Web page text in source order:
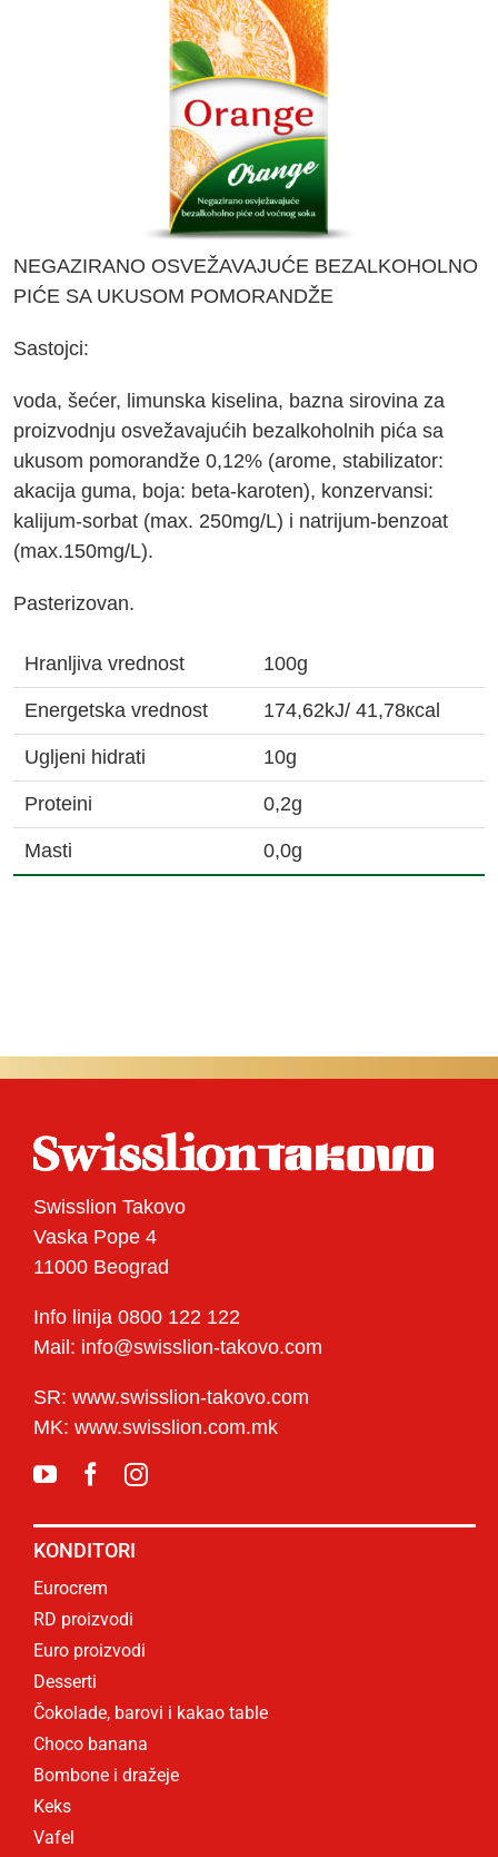
NEGAZIRANO OSVEŽAVAJUĆE BEZALKOHOLNO
PIĆE SA UKUSOM POMORANDŽE
Sastojci:
voda, šećer, limunska kiselina, bazna sirovina za
proizvodnju osvežavajućih bezalkoholnih pića sa
ukusom pomorandže 0,12% (arome, stabilizator:
akacija guma, boja: beta-karoten), konzervansi:
kalijum-sorbat (max. 250mg/L) i natrijum-benzoat
(max.150mg/L).
Pasterizovan.
Hranljiva vrednost 100g
Energetska vrednost 174,62kJ/ 41,78кcal
Ugljeni hidrati 10g
Proteini 0,2g
Masti 0,0g
Swisslion Takovo
Vaska Pope 4
11000 Beograd
Info linija 0800 122 122
Mail: info@swisslion-takovo.com
SR: www.swisslion-takovo.com
MK: www.swisslion.com.mk
KONDITORI
Eurocrem
RD proizvodi
Euro proizvodi
Desserti
Čokolade, barovi i kakao table
Choco banana
Bombone i dražeje
Keks
Vafel